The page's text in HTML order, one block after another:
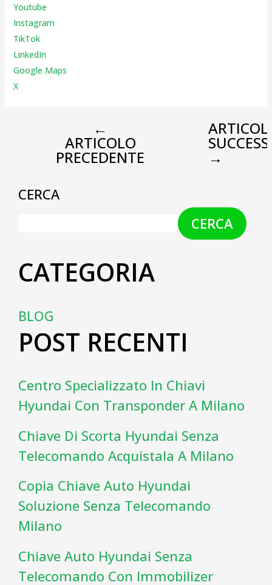
Youtube
Instagram
TikTok
LinkedIn
Google Maps
X
←
ARTICOLO
PRECEDENTE →
CERCA
CERCA
CATEGORIA
BLOG
POST RECENTI
Centro Specializzato In Chiavi
Hyundai Con Transponder A Milano
Chiave Di Scorta Hyundai Senza
Telecomando Acquistala A Milano
Copia Chiave Auto Hyundai
Soluzione Senza Telecomando
Milano
Chiave Auto Hyundai Senza
Telecomando Con Immobilizer